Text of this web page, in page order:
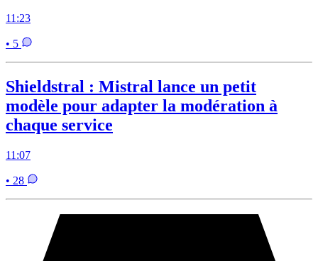
11:23
• 5
Shieldstral : Mistral lance un petit
modèle pour adapter la modération à
chaque service
11:07
• 28